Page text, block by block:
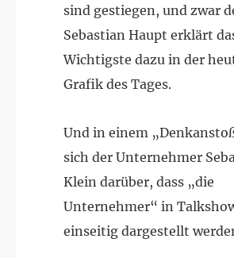
sind gestiegen, und zwar
Sebastian Haupt erklärt
Wichtigste dazu in der
Grafik des Tages.
Und in einem
sich der Unternehmer
Klein darüber, dass „die
Unternehmer“ in
einseitig dargestellt